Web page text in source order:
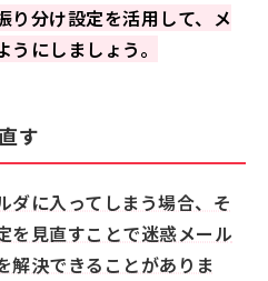
り分け設定を活用して、メ
にしましょう。
す
ダに入ってしまう場合、そ
を見直すことで迷惑メール
解決できることがありま